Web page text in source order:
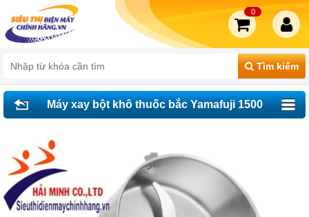
Tìm kiếm
0
Máy xay bột khô thuốc bắc Yamafuji 1500